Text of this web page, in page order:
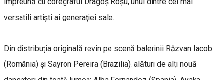
versatili artiști ai generației sale.
Din distribuția originală revin pe scenă balerinii Răzvan Iacob
(România) și Sayron Pereira (Brazilia), alături de alți nouă